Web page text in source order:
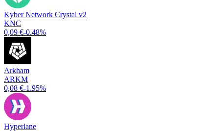
Kyber Network Crystal v2
KNC
0,09 €-0.48%
Arkham
ARKM
0,08 €-1.95%
Hyperlane